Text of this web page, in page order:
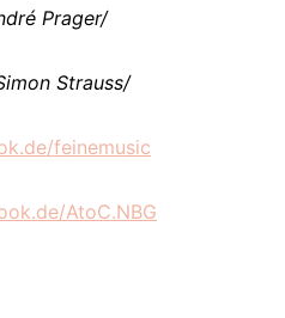
Prager/
Strauss/
feinemusic
AtoC.NBG